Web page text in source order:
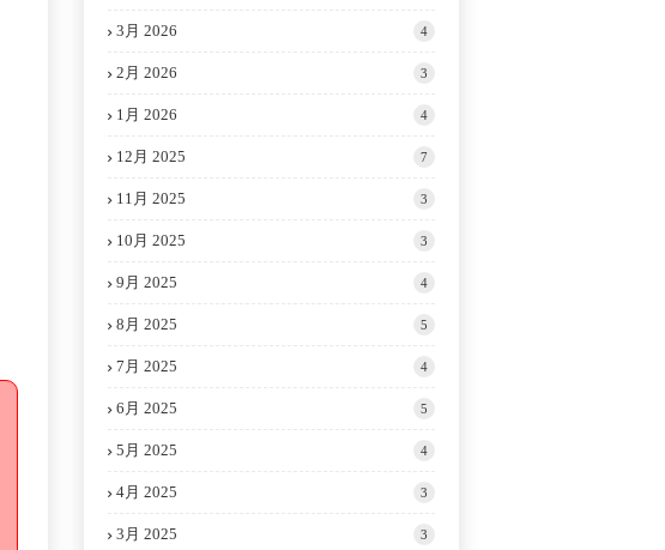
3月 2026 4
2月 2026 3
1月 2026 4
12月 2025 7
11月 2025 3
10月 2025 3
9月 2025 4
8月 2025 5
7月 2025 4
6月 2025 5
5月 2025 4
4月 2025 3
3月 2025 3